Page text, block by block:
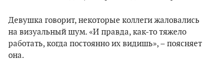
Девушка говорит, некоторые коллеги жаловались
на визуальный шум. «И правда, как-то тяжело
работать, когда постоянно их видишь», – поясняет
она.